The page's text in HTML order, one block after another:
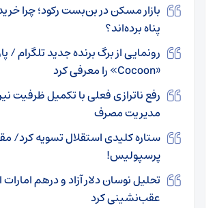
بازار مسکن در بن‌بست رکود؛ چرا
پناه برده‌اند؟
رونمایی از برگ برنده جدید تلگرام /
«Cocoon» را معرفی کرد
رفع ناترازی فعلی با تکمیل ظرفیت
مدیریت مصرف
ستاره کلیدی استقلال تسویه کرد/
پرسپولیس!
تحلیل نوسان دلار آزاد و درهم
عقب‌نشینی کرد